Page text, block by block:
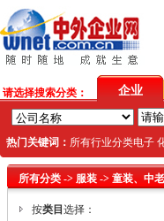
请选择搜索分类： 企业
热门关键词： 所有行业分类电子
所有分类 -> 服装 -> 童装、中
按类目 选择：